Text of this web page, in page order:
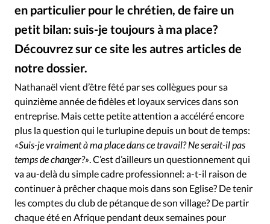
Édition: Internationale
RUBRIQUES
Tous les articles
Actualité internationale
Chronique
Culture
Dossier
Eglises Foi Génération réveil
Opinions
Publireportage
Relations Aujourd'hui
Société
Tour du monde des Eglises
Trait d'Ixène
Vécu
Vie Intérieure
en particulier pour le chrétien, de faire un
petit bilan: suis-je toujours à ma place?
Découvrez sur ce site les autres articles de
notre dossier.
Nathanaël vient d’être fêté par ses collègues pour sa
quinzième année de fidèles et loyaux services dans son
entreprise. Mais cette petite attention a accéléré encore
plus la question qui le turlupine depuis un bout de temps:
«Suis-je vraiment à ma place dans ce travail? Ne serait-il pas
temps de changer?» . C’est d’ailleurs un questionnement qui
va au-delà du simple cadre professionnel: a-t-il raison de
continuer à prêcher chaque mois dans son Eglise? De tenir
les comptes du club de pétanque de son village? De partir
chaque été en Afrique pendant deux semaines pour